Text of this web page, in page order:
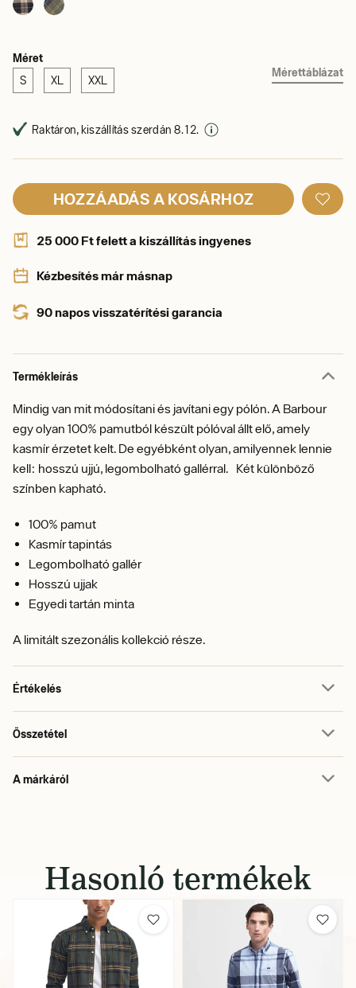
Méret
S XL XXL
Mérettáblázat
Raktáron, kiszállítás szerdán 8. 12.
HOZZÁADÁS A KOSÁRHOZ
25 000 Ft felett a kiszállítás ingyenes
Kézbesítés már másnap
90 napos visszatérítési garancia
Termékleírás
Mindig van mit módosítani és javítani egy pólón. A Barbour
egy olyan 100% pamutból készült pólóval állt elő, amely
kasmír érzetet kelt. De egyébként olyan, amilyennek lennie
kell: hosszú ujjú, legombolható gallérral. Két különböző
színben kapható.
100% pamut
Kasmír tapintás
Legombolható gallér
Hosszú ujjak
Egyedi tartán minta
A limitált szezonális kollekció része.
Értékelés
Összetétel
A márkáról
Hasonló termékek